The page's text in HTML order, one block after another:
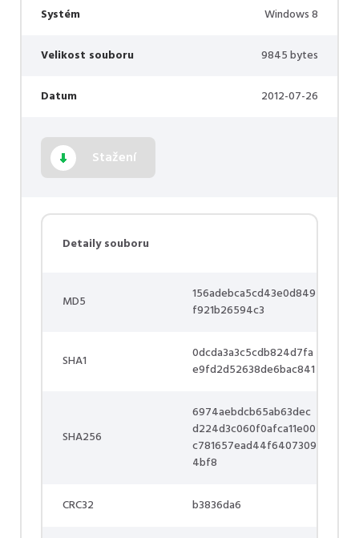
Systém Windows 8
Velikost souboru 9845 bytes
Datum 2012-07-26
Stažení
Detaily souboru
MD5
156adebca5cd43e0d849
f921b26594c3
SHA1
0dcda3a3c5cdb824d7fa
e9fd2d52638de6bac841
SHA256
6974aebdcb65ab63dec
d224d3c060f0afca11e00
c781657ead44f6407309
4bf8
CRC32 b3836da6